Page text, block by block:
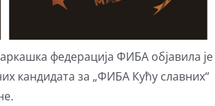
федерацијa ФИБА објавила је
кандидата за „ФИБА Кућу славних“